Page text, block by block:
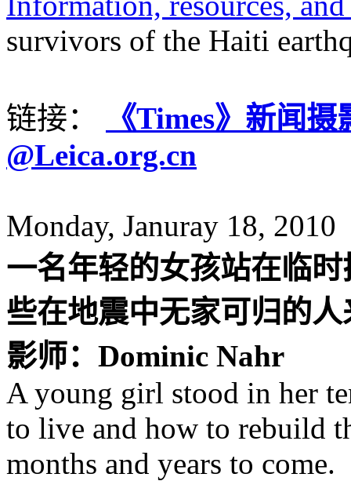
survivors of the Haiti
链接：
《Times》新闻
@Leica.org.cn
Monday, Januray 18, 2010
一名年轻的女孩站在临
些在地震中无家可归的
影师：Dominic Nahr
A young girl stood in her
to live and how to rebuild
months and years to come.